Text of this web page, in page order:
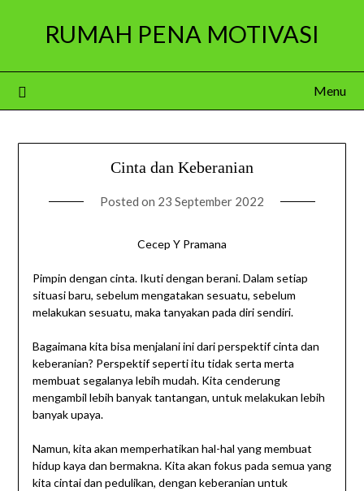
RUMAH PENA MOTIVASI
Menu
Cinta dan Keberanian
Posted on 23 September 2022
Cecep Y Pramana
Pimpin dengan cinta. Ikuti dengan berani. Dalam setiap
situasi baru, sebelum mengatakan sesuatu, sebelum
melakukan sesuatu, maka tanyakan pada diri sendiri.
Bagaimana kita bisa menjalani ini dari perspektif cinta dan
keberanian? Perspektif seperti itu tidak serta merta
membuat segalanya lebih mudah. Kita cenderung
mengambil lebih banyak tantangan, untuk melakukan lebih
banyak upaya.
Namun, kita akan memperhatikan hal-hal yang membuat
hidup kaya dan bermakna. Kita akan fokus pada semua yang
kita cintai dan pedulikan, dengan keberanian untuk